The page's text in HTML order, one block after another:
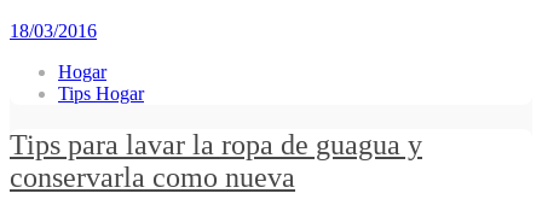
18/03/2016
Hogar
Tips Hogar
Tips para lavar la ropa de guagua y
conservarla como nueva